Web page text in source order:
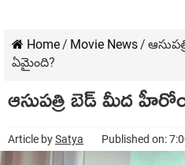
Home/ Movie News/
ఏమైంది?
ఆసుపత్రి బెడ్ మీద
Article bySatya Published on: